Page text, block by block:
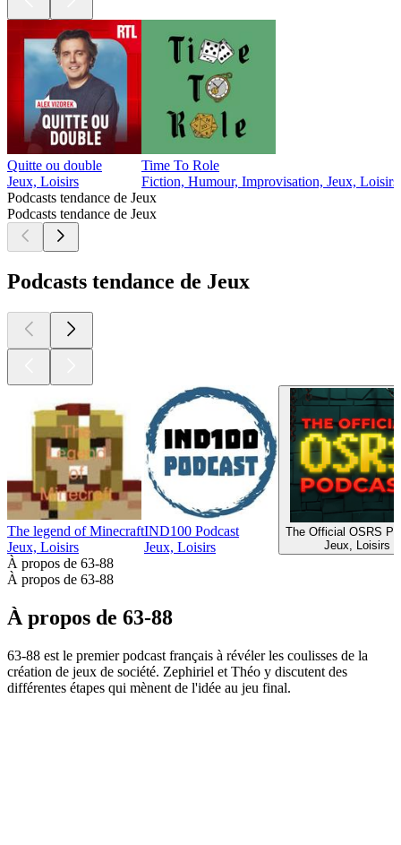
Quitte ou double
Jeux, Loisirs
Time To Role
Fiction, Humour, Improvisation, Jeux, Loisirs
Podcasts tendance de Jeux
Podcasts tendance de Jeux
Podcasts tendance de Jeux
The legend of Minecraft
Jeux, Loisirs
IND100 Podcast
Jeux, Loisirs
The Official OSRS
Jeux, Loisirs
À propos de 63-88
À propos de 63-88
À propos de 63-88
63-88 est le premier podcast français à révéler les coulisses de la
création de jeux de société. Zephiriel et Théo y discutent des
différentes étapes qui mènent de l'idée au jeu final.